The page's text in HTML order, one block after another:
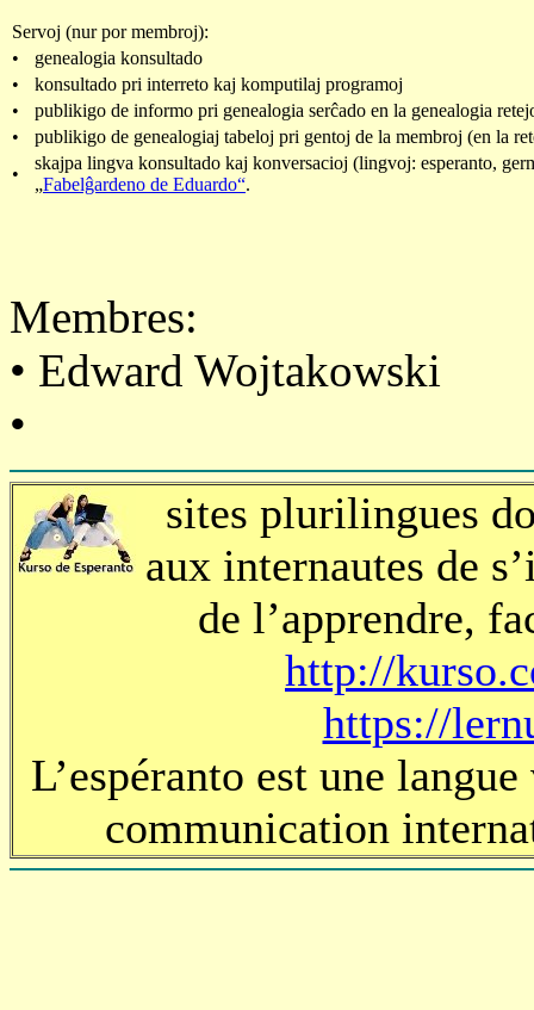
Servoj (nur por membroj):
•
genealogia konsultado
•
konsultado pri interreto kaj komputilaj programoj
•
publikigo de informo pri genealogia serĉado en la genealogia
•
publikigo de genealogiaj tabeloj pri gentoj de la membroj (en la
•
skajpa lingva konsultado kaj konversacioj (lingvoj: esperanto,
„Fabelĝardeno de Eduardo“.
Membres:
• Edward Wojtakowski
•
sites plurilingues
aux internautes de
de l’apprendre,
http://
https://
L’espéranto est une
communication